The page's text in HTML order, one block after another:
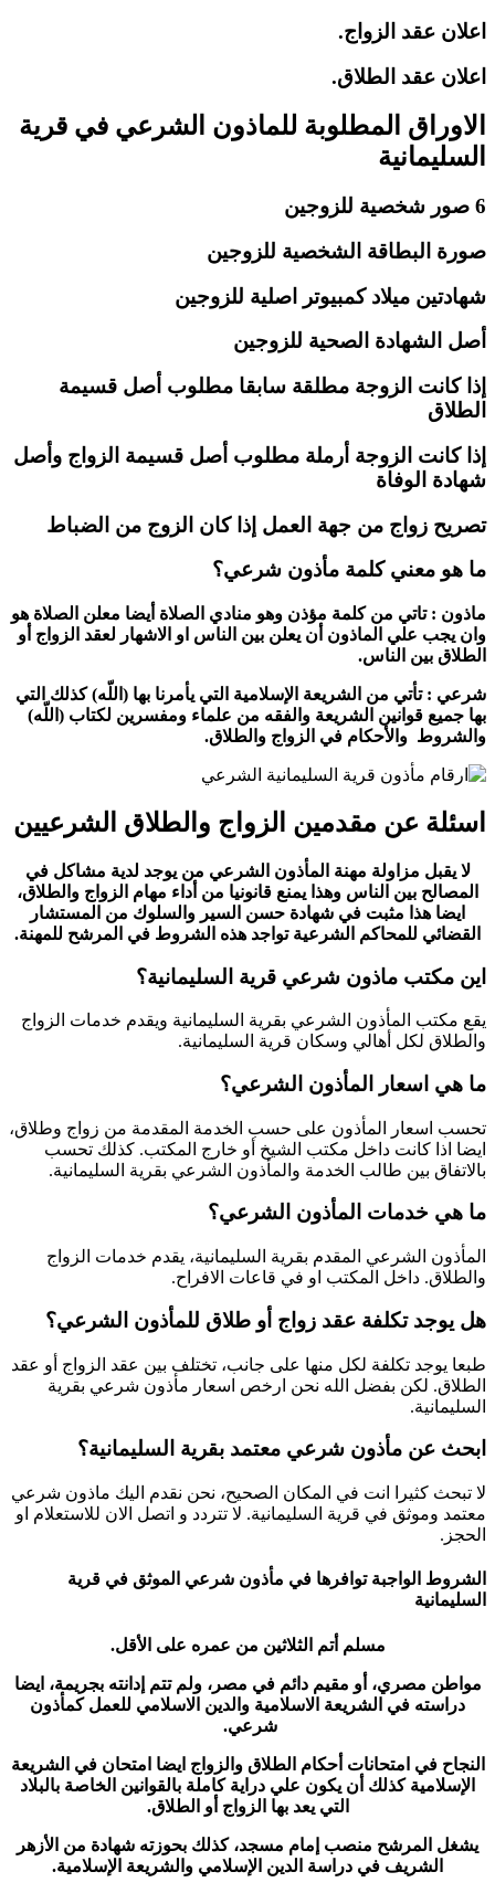
اعلان عقد الزواج.
اعلان عقد الطلاق.
الاوراق المطلوبة للماذون الشرعي في قرية
السليمانية
6 صور شخصية للزوجين
صورة البطاقة الشخصية للزوجين
شهادتين ميلاد كمبيوتر اصلية للزوجين
أصل الشهادة الصحية للزوجين
إذا كانت الزوجة مطلقة سابقا مطلوب أصل قسيمة
الطلاق
إذا كانت الزوجة أرملة مطلوب أصل قسيمة الزواج وأصل
شهادة الوفاة
تصريح زواج من جهة العمل إذا كان الزوج من الضباط
ما هو معني كلمة مأذون شرعي؟
ماذون : تاتي من كلمة مؤذن وهو منادي الصلاة أيضا معلن الصلاة هو
وان يجب علي الماذون أن يعلن بين الناس او الاشهار لعقد الزواج أو
الطلاق بين الناس.
شرعي : تأتي من الشريعة الإسلامية التي يأمرنا بها (اللّه) كذلك التي
بها جميع قوانين الشريعة والفقه من علماء ومفسرين لكتاب (اللّه)
والشروط والأحكام في الزواج والطلاق.
اسئلة عن مقدمين الزواج والطلاق الشرعيين
لا يقبل مزاولة مهنة المأذون الشرعي من يوجد لدية مشاكل في
المصالح بين الناس وهذا يمنع قانونيا من أداء مهام الزواج والطلاق،
ايضا هذا مثبت في شهادة حسن السير والسلوك من المستشار
القضائي للمحاكم الشرعية تواجد هذه الشروط في المرشح للمهنة.
اين مكتب ماذون شرعي قرية السليمانية؟
يقع مكتب المأذون الشرعي بقرية السليمانية ويقدم خدمات الزواج
والطلاق لكل أهالي وسكان قرية السليمانية.
ما هي اسعار المأذون الشرعي؟
تحسب اسعار المأذون على حسب الخدمة المقدمة من زواج وطلاق،
ايضا اذا كانت داخل مكتب الشيخ أو خارج المكتب. كذلك تحسب
بالاتفاق بين طالب الخدمة والمأذون الشرعي بقرية السليمانية.
ما هي خدمات المأذون الشرعي؟
المأذون الشرعي المقدم بقرية السليمانية، يقدم خدمات الزواج
والطلاق. داخل المكتب او في قاعات الافراح.
هل يوجد تكلفة عقد زواج أو طلاق للمأذون الشرعي؟
طبعا يوجد تكلفة لكل منها على جانب، تختلف بين عقد الزواج أو عقد
الطلاق. لكن بفضل الله نحن ارخص اسعار مأذون شرعي بقرية
السليمانية.
ابحث عن مأذون شرعي معتمد بقرية السليمانية؟
لا تبحث كثيرا انت في المكان الصحيح، نحن نقدم اليك ماذون شرعي
معتمد وموثق في قرية السليمانية. لا تتردد و اتصل الان للاستعلام او
الحجز.
الشروط الواجبة توافرها في مأذون شرعي الموثق في قرية
السليمانية
مسلم أتم الثلاثين من عمره على الأقل.
مواطن مصري، أو مقيم دائم في مصر، ولم تتم إدانته بجريمة، ايضا
دراسته في الشريعة الاسلامية والدين الاسلامي للعمل كمأذون
شرعي.
النجاح في امتحانات أحكام الطلاق والزواج ايضا امتحان في الشريعة
الإسلامية كذلك أن يكون علي دراية كاملة بالقوانين الخاصة بالبلاد
التي يعد بها الزواج أو الطلاق.
يشغل المرشح منصب إمام مسجد، كذلك بحوزته شهادة من الأزهر
الشريف في دراسة الدين الإسلامي والشريعة الإسلامية.